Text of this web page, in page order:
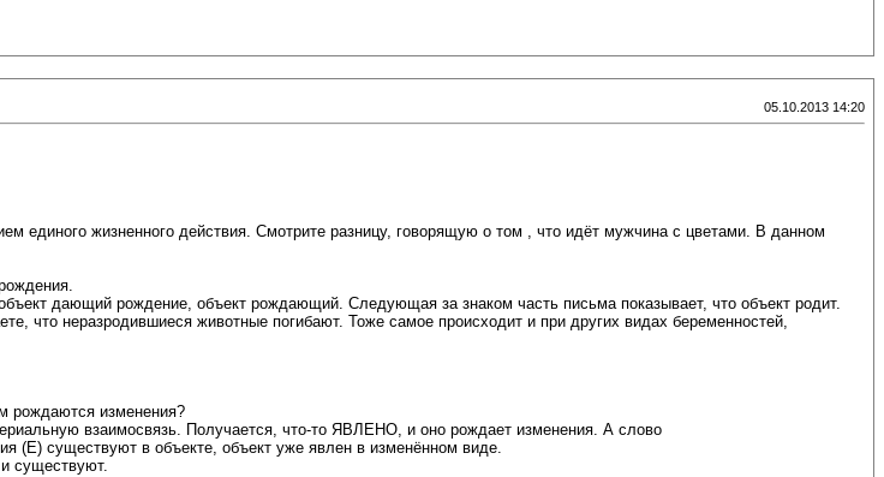
05.10.2013 14:20
жизненного действия. Смотрите разницу, говорящую о том , что идёт мужчина с цветами. В данном
дающий рождение, объект рождающий. Следующая за знаком часть письма показывает, что объект родит.
что неразродившиеся животные погибают. Тоже самое происходит и при других видах беременностей,
рождаются изменения?
взаимосвязь. Получается, что-то ЯВЛЕНО, и оно рождает изменения. А слово
(Е) существуют в объекте, объект уже явлен в изменённом виде.
существуют.